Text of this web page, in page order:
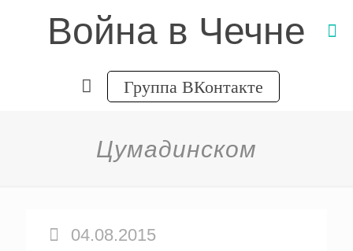
Война в Чечне
Группа ВКонтакте
Цумадинском
04.08.2015